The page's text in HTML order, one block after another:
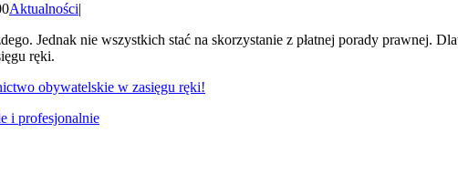
Aktualności|
Jednak nie wszystkich stać na skorzystanie z płatnej porady
ręki.
obywatelskie w zasięgu ręki!
i profesjonalnie